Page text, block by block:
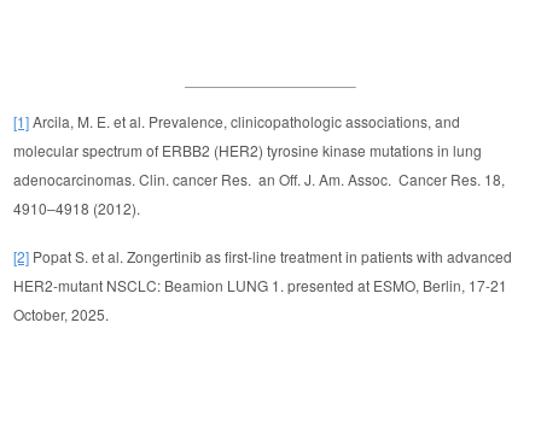
[1]Arcila, M. E. et al. Prevalence, clinicopathologic associations, and
molecular spectrum of ERBB2 (HER2) tyrosine kinase mutations in lung
adenocarcinomas. Clin. cancer Res. an Off. J. Am. Assoc. Cancer Res. 18,
4910–4918 (2012).
[2] Popat S. et al. Zongertinib as first-line treatment in patients with advanced
HER2-mutant NSCLC: Beamion LUNG 1. presented at ESMO, Berlin, 17-21
October, 2025.